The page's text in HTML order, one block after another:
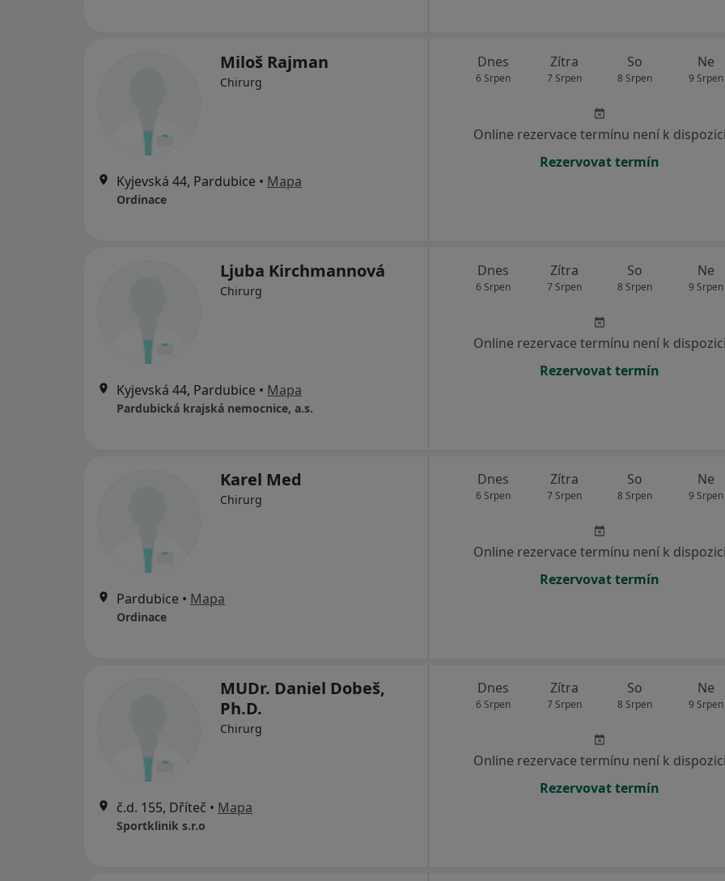
Miloš Rajman
Chirurg
Kyjevská 44, Pardubice • Mapa
Ordinace
Dnes
6 Srpen
Zítra
7 Srpen
So
8 Srpen
Ne
9 Srpen
Online rezervace termínu není k dispozici
Rezervovat termín
Ljuba Kirchmannová
Chirurg
Kyjevská 44, Pardubice • Mapa
Pardubická krajská nemocnice, a.s.
Dnes
6 Srpen
Zítra
7 Srpen
So
8 Srpen
Ne
9 Srpen
Online rezervace termínu není k dispozici
Rezervovat termín
Karel Med
Chirurg
Pardubice • Mapa
Ordinace
Dnes
6 Srpen
Zítra
7 Srpen
So
8 Srpen
Ne
9 Srpen
Online rezervace termínu není k dispozici
Rezervovat termín
MUDr. Daniel Dobeš,
Ph.D.
Chirurg
č.d. 155, Dříteč • Mapa
Sportklinik s.r.o
Dnes
6 Srpen
Zítra
7 Srpen
So
8 Srpen
Ne
9 Srpen
Online rezervace termínu není k dispozici
Rezervovat termín